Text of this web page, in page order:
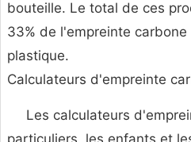
bouteille. Le total de ces
33% de l'empreinte
plastique.
Calculateurs d'empreinte
Les calculateurs